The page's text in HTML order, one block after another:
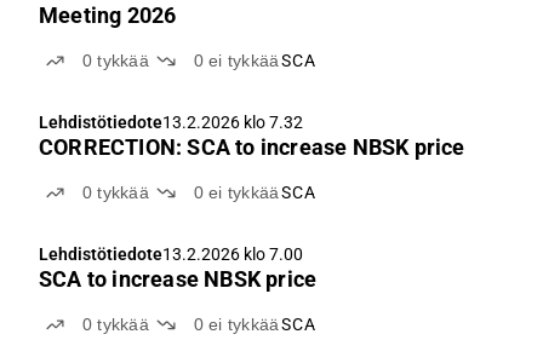
Meeting 2026
0tykkää 0ei tykkääSCA
Lehdistötiedote13.2.2026 klo 7.32
CORRECTION: SCA to increase NBSK price
0tykkää 0ei tykkääSCA
Lehdistötiedote13.2.2026 klo 7.00
SCA to increase NBSK price
0tykkää 0ei tykkääSCA